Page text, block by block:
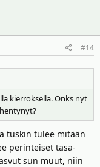
#14
kierroksella. Onks nyt
tuskin tulee mitään
perinteiset tasa-
sun muut, niin